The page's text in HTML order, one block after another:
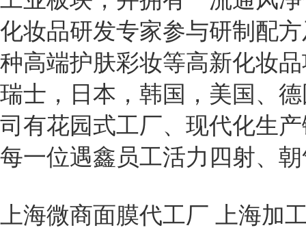
化妆品研发专家参与研制配
种高端护肤彩妆等高新化妆
瑞士，日本，韩国，美国、
司有花园式工厂、现代化生
每一位遇鑫员工活力四射、
上海微商面膜代工厂 上海加